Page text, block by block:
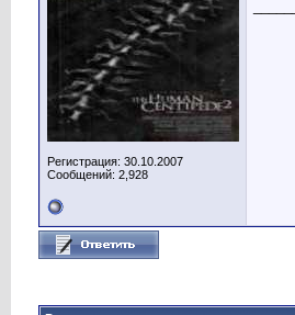
Регистрация: 30.10.2007
Сообщений: 2,928